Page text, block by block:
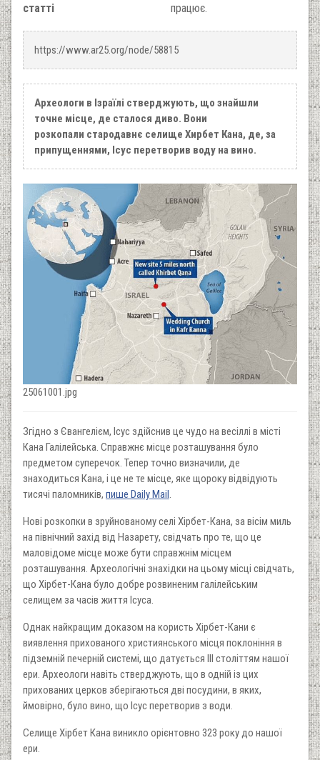
статті
працює.
https://www.ar25.org/node/58815
Археологи в Ізраїлі стверджують, що знайшли
точне місце, де сталося диво. Вони
розкопали стародавнє селище Хирбет Кана, де, за
припущеннями, Ісус перетворив воду на вино.
25061001.jpg
Згідно з Євангелієм, Ісус здійснив це чудо на весіллі в місті
Кана Галілейська. Справжнє місце розташування було
предметом суперечок. Тепер точно визначили, де
знаходиться Кана, і це не те місце, яке щороку відвідують
тисячі паломників, пише Daily Mail.
Нові розкопки в зруйнованому селі Хірбет-Кана, за вісім миль
на північний захід від Назарету, свідчать про те, що це
маловідоме місце може бути справжнім місцем
розташування. Археологічні знахідки на цьому місці свідчать,
що Хірбет-Кана було добре розвиненим галілейським
селищем за часів життя Ісуса.
Однак найкращим доказом на користь Хірбет-Кани є
виявлення прихованого християнського місця поклоніння в
підземній печерній системі, що датується III століттям нашої
ери. Археологи навіть стверджують, що в одній із цих
прихованих церков зберігаються дві посудини, в яких,
ймовірно, було вино, що Ісус перетворив з води.
Селище Хірбет Кана виникло орієнтовно 323 року до нашої
ери.